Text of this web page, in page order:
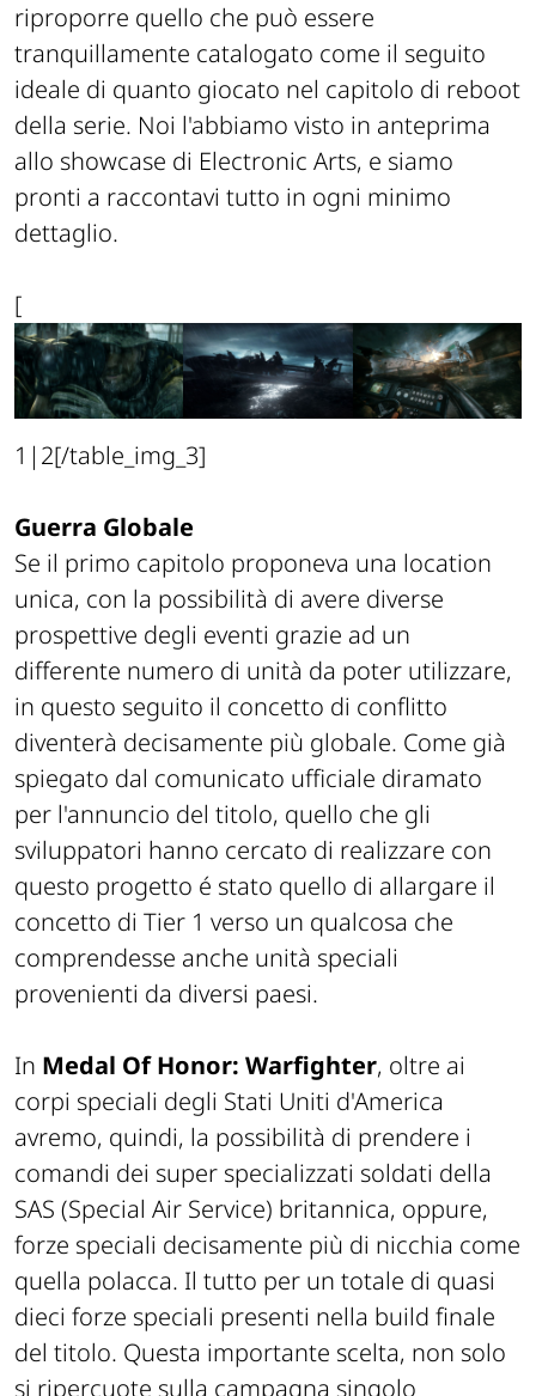
riproporre quello che può essere
tranquillamente catalogato come il seguito
ideale di quanto giocato nel capitolo di reboot
della serie. Noi l'abbiamo visto in anteprima
allo showcase di Electronic Arts, e siamo
pronti a raccontavi tutto in ogni minimo
dettaglio.
[
1|2[/table_img_3]
Guerra Globale
Se il primo capitolo proponeva una location
unica, con la possibilità di avere diverse
prospettive degli eventi grazie ad un
differente numero di unità da poter utilizzare,
in questo seguito il concetto di conflitto
diventerà decisamente più globale. Come già
spiegato dal comunicato ufficiale diramato
per l'annuncio del titolo, quello che gli
sviluppatori hanno cercato di realizzare con
questo progetto é stato quello di allargare il
concetto di Tier 1 verso un qualcosa che
comprendesse anche unità speciali
provenienti da diversi paesi.
In Medal Of Honor: Warfighter, oltre ai
corpi speciali degli Stati Uniti d'America
avremo, quindi, la possibilità di prendere i
comandi dei super specializzati soldati della
SAS (Special Air Service) britannica, oppure,
forze speciali decisamente più di nicchia come
quella polacca. Il tutto per un totale di quasi
dieci forze speciali presenti nella build finale
del titolo. Questa importante scelta, non solo
si ripercuote sulla campagna singolo